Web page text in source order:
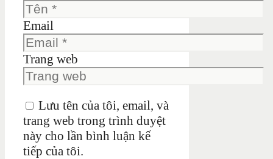
Email
Trang web
Lưu tên của tôi, email, và
trang web trong trình duyệt
này cho lần bình luận kế
tiếp của tôi.